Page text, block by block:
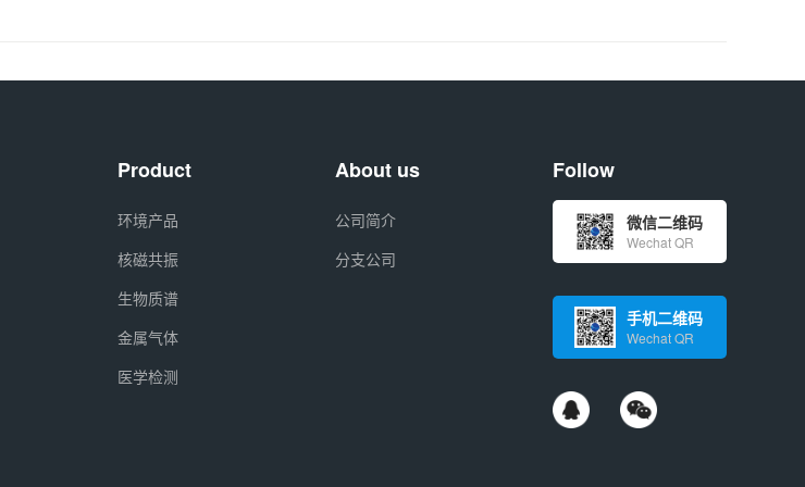
Product
环境产品
核磁共振
生物质谱
金属气体
医学检测
About us
公司简介
分支公司
Follow
微信二维码
Wechat QR
手机二维码
Wechat QR